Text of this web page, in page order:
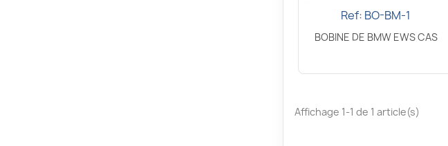
Aperçu rapide
Ref: BO-BM-1
BOBINE DE BMW EWS CAS
Affichage 1-1 de 1 article(s)